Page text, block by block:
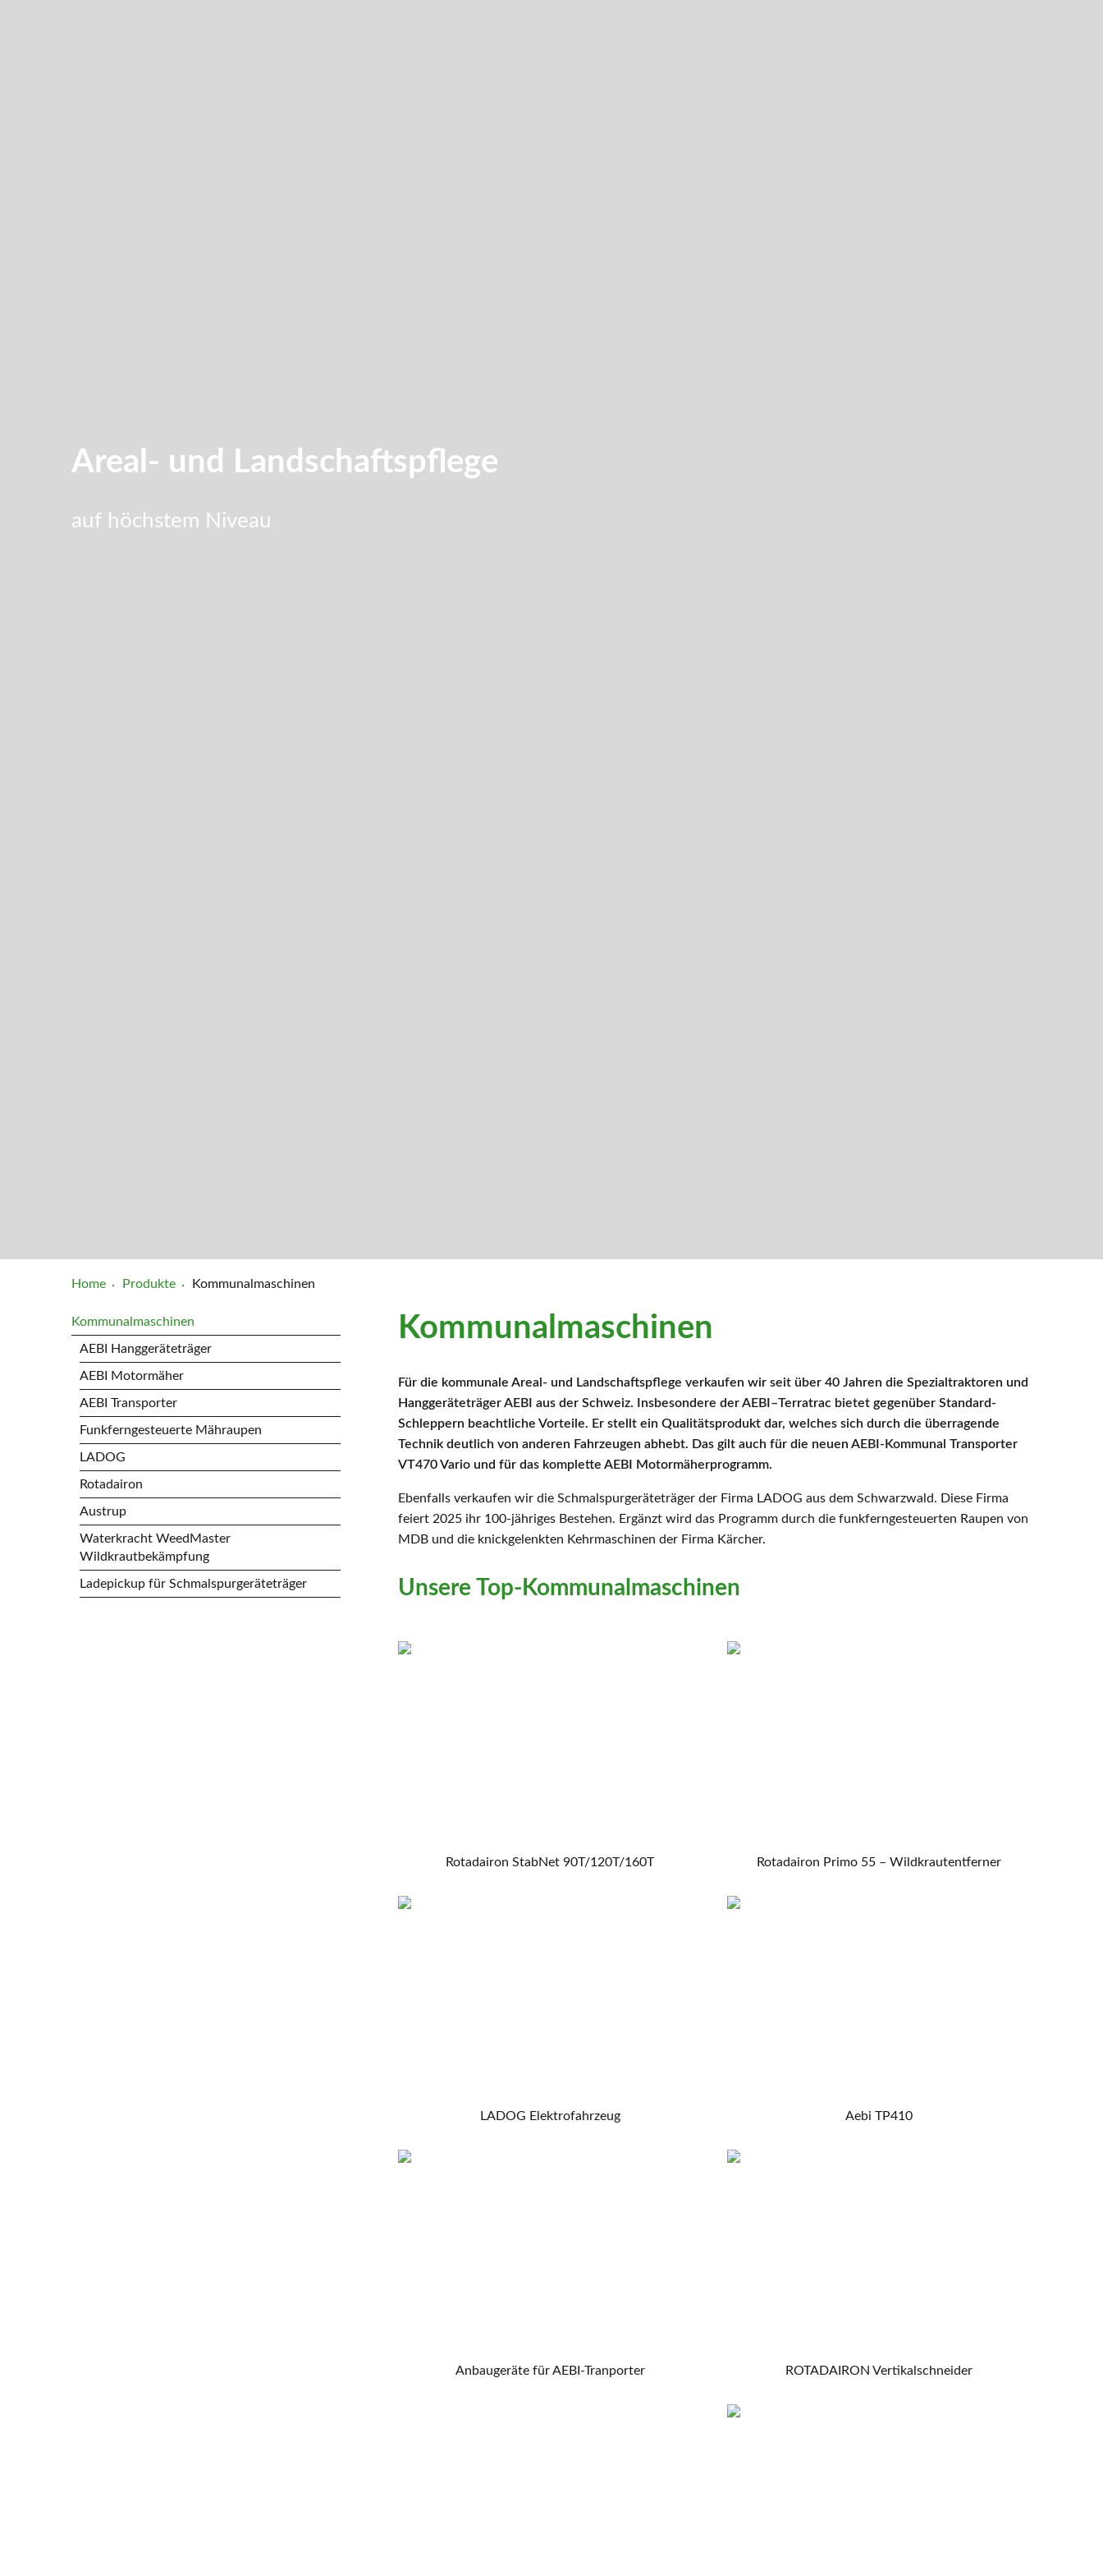
Areal- und Landschaftspflege
auf höchstem Niveau
Home Produkte Kommunalmaschinen
Kommunalmaschinen
Für die kommunale Areal- und Landschaftspflege verkaufen wir seit über 40 Jahren die Spezialtraktoren und
Hanggeräteträger AEBI aus der Schweiz. Insbesondere der AEBI–Terratrac bietet gegenüber Standard-
Schleppern beachtliche Vorteile. Er stellt ein Qualitätsprodukt dar, welches sich durch die überragende
Technik deutlich von anderen Fahrzeugen abhebt. Das gilt auch für die neuen AEBI-Kommunal Transporter
VT470 Vario und für das komplette AEBI Motormäherprogramm.
Ebenfalls verkaufen wir die Schmalspurgeräteträger der Firma LADOG aus dem Schwarzwald. Diese Firma
feiert 2025 ihr 100-jähriges Bestehen. Ergänzt wird das Programm durch die funkferngesteuerten Raupen von
MDB und die knickgelenkten Kehrmaschinen der Firma Kärcher.
Unsere Top-Kommunalmaschinen
Rotadairon StabNet 90T/120T/160T Rotadairon Primo 55 – Wildkrautentferner
LADOG Elektrofahrzeug Aebi TP410
Anbaugeräte für AEBI-Tranporter ROTADAIRON Vertikalschneider
Kommunalmaschinen
AEBI Hanggeräteträger
AEBI Motormäher
AEBI Transporter
Funkferngesteuerte Mähraupen
LADOG
Rotadairon
Austrup
Waterkracht WeedMaster
Wildkrautbekämpfung
Ladepickup für Schmalspurgeräteträger